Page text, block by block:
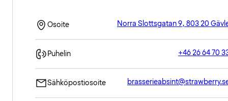
Osoite Norra Slottsgatan 9, 803 20
Puhelin +46 26 64 70
Sähköpostiosoite